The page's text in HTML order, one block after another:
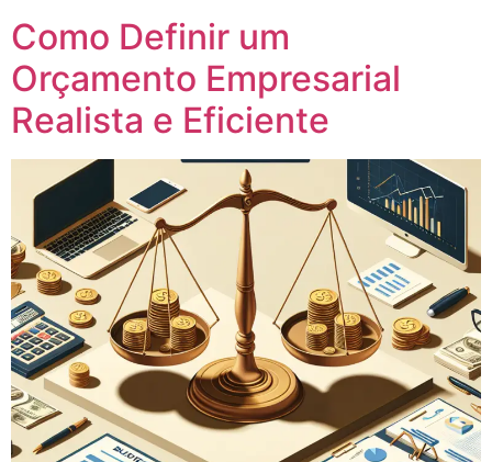
Como Definir um
Orçamento Empresarial
Realista e Eficiente